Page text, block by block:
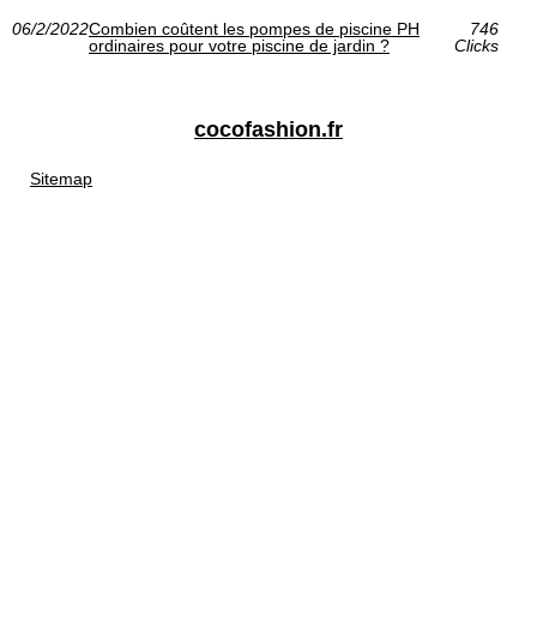
06/2/2022Combien coûtent les pompes de piscine PH
ordinaires pour votre piscine de jardin ?
746
Clicks
cocofashion.fr
Sitemap